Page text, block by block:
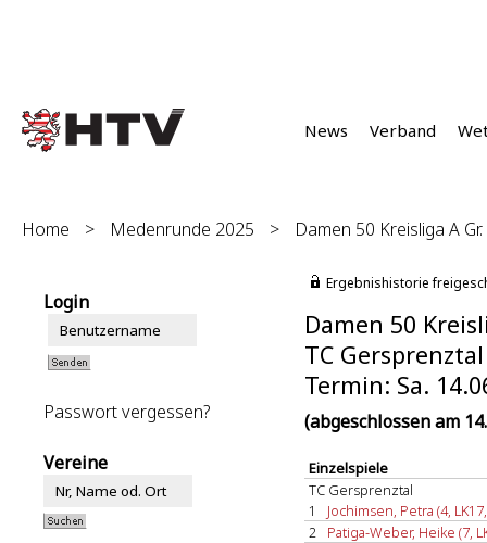
News Verband
Home > Medenrunde 2025 > Damen 50 Kreisliga A
Login
Passwort vergessen?
Vereine
Ergebnishistorie
Damen 50
TC
Termin: Sa.
(abgeschlossen am
Einzelspiele
TC Gersprenztal
1
Jochimsen, Petra (4,
2
Patiga-Weber, Heike (7,